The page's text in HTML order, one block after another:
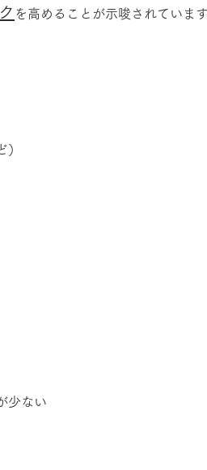
を高めることが示唆されていま
少ない